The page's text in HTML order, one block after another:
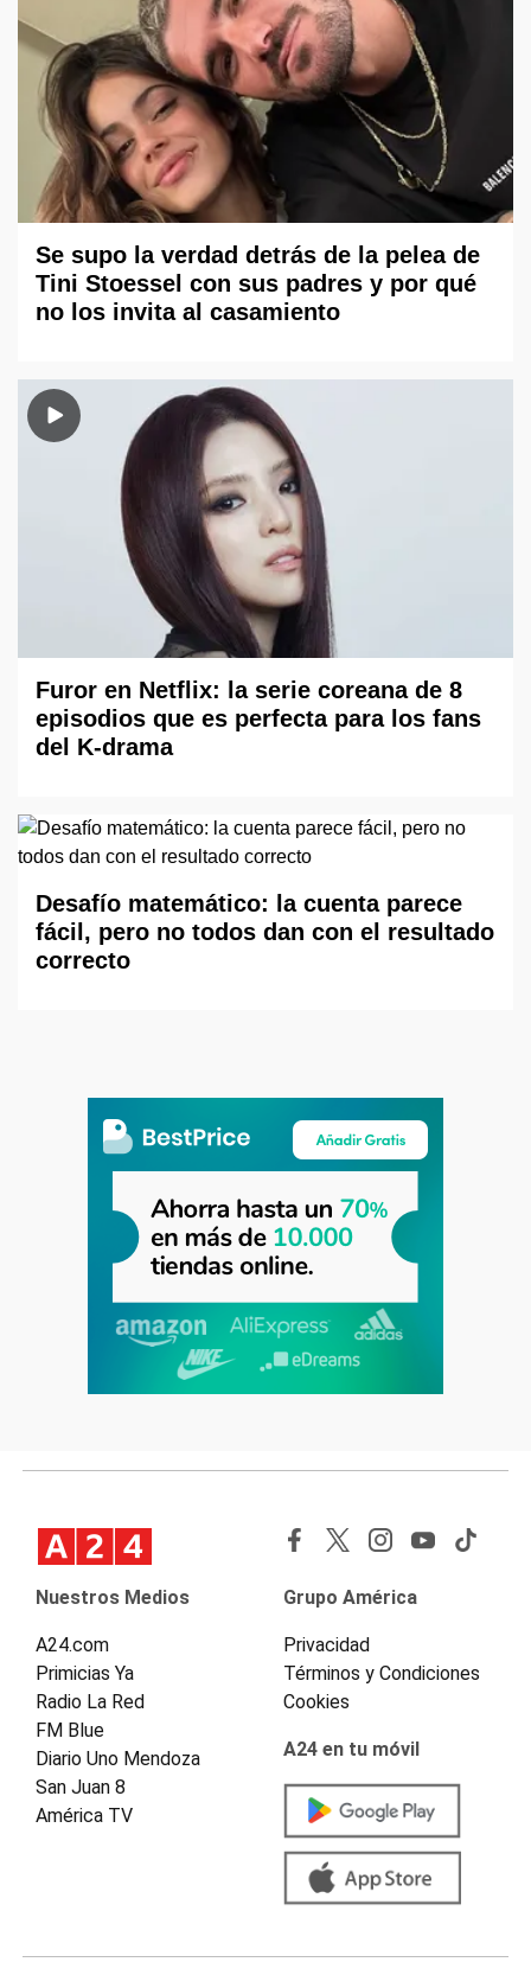
Se supo la verdad detrás de la pelea de
Tini Stoessel con sus padres y por qué
no los invita al casamiento
Furor en Netflix: la serie coreana de 8
episodios que es perfecta para los fans
del K-drama
Desafío matemático: la cuenta parece
fácil, pero no todos dan con el resultado
correcto
Nuestros Medios
A24.com
Primicias Ya
Radio La Red
FM Blue
Diario Uno Mendoza
San Juan 8
América TV
Grupo América
Privacidad
Términos y Condiciones
Cookies
A24 en tu móvil